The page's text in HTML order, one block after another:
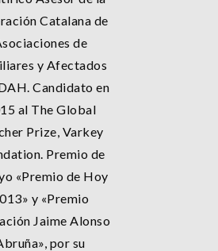
Catalana de
de
y Afectados
Candidato en
al The Global
Prize, Varkey
Premio de
«Premio de Hoy
y «Premio
Jaime Alonso
por su